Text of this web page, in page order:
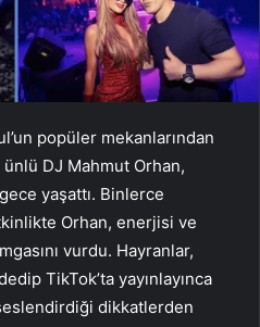
popüler mekanlarından
DJ Mahmut Orhan,
yaşattı. Binlerce
Orhan, enerjisi ve
vurdu. Hayranlar,
TikTok’ta yayınlayınca
dikkatlerden